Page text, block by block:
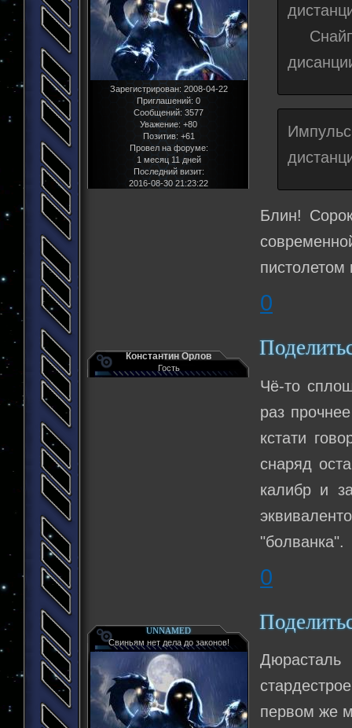
Зарегистрирован: 2008-04-22
Приглашений: 0
Сообщений: 3577
Уважение: +80
Позитив: +61
Провел на форуме:
1 месяц 11 дней
Последний визит:
2016-08-30 21:23:22
Блин!
пистолетом
0
Константин Орлов
Гость
Чё-то
раз
кстати
снаряд
калибр и
"болванка".
0
UNNAMED
Свиньям нет дела до законов!
первом же